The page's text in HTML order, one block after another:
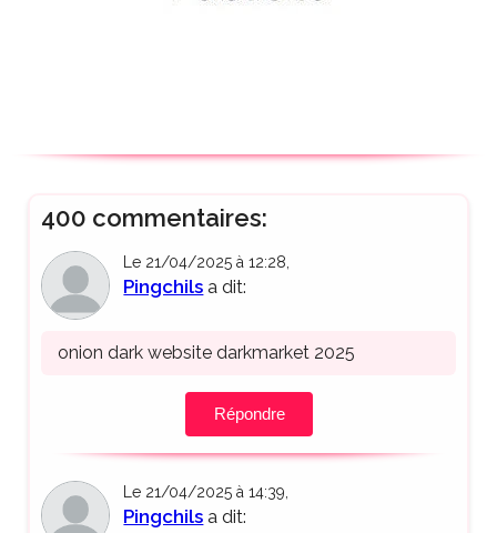
400 commentaires:
Le 21/04/2025 à 12:28,
Pingchils a dit:
onion dark website darkmarket 2025
Répondre
Le 21/04/2025 à 14:39,
Pingchils a dit: